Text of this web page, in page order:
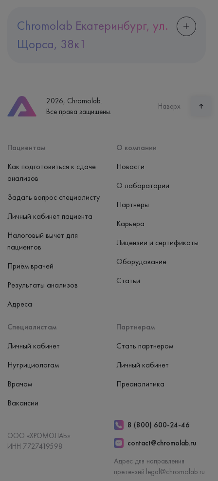
Chromolab Екатеринбург, ул.
Щорса, 38к1
Часы работы
пн-вс: 7:30-15:00
2026, Chromolab.
Все права защищены.
Наверх
Пациентам
Как подготовиться к сдаче
анализов
Задать вопрос специалисту
Личный кабинет пациента
Налоговый вычет для
пациентов
Приём врачей
Результаты анализов
Адреса
Специалистам
Личный кабинет
Нутрициологам
Врачам
Вакансии
Партнерам
Стать партнером
Личный кабинет
Преаналитика
О компании
Новости
О лаборатории
Партнеры
Карьера
Лицензии и сертификаты
Оборудование
Статьи
ООО «ХРОМОЛАБ»
ИНН 7727419598
8 (800) 600-24-46
contact@chromolab.ru
Адрес для направления
претензий:legal@chromolab.ru